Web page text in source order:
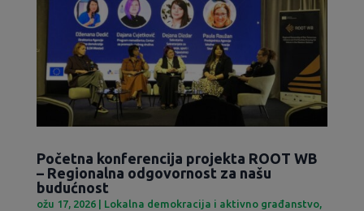
Početna konferencija projekta ROOT WB
– Regionalna odgovornost za našu
budućnost
ožu 17, 2026| Lokalna demokracija i aktivno građanstvo,